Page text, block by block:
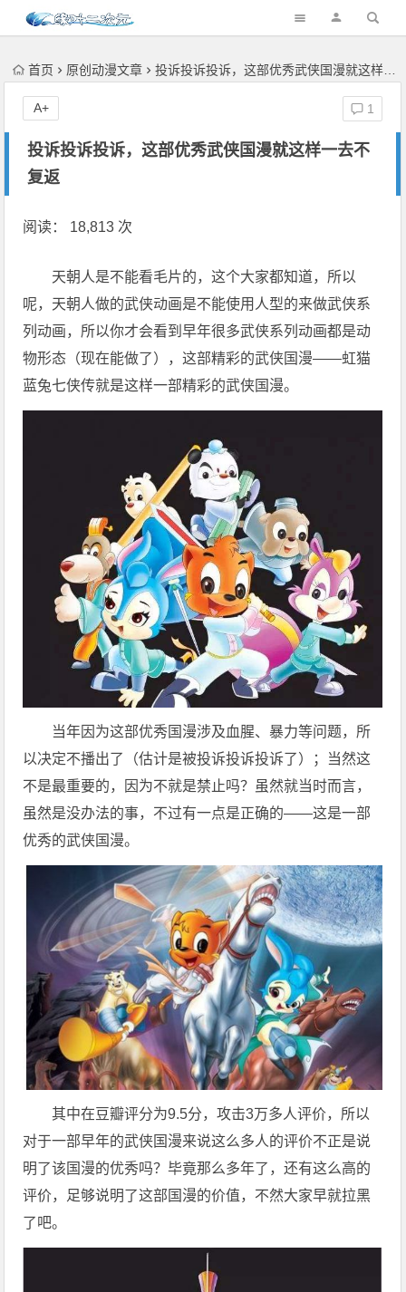
首页 原创动漫文章 投诉投诉投诉，这部优秀武侠国漫就这样一去不复返
投诉投诉投诉，这部优秀武侠国漫就这样一去不
复返
1
A+
阅读： 18,813 次
天朝人是不能看毛片的，这个大家都知道，所以
呢，天朝人做的武侠动画​是不能使用人型的来做武侠系
列动画，所以你才会看到早年很多武侠系列动画都是动
物形态（现在能做了），这部精彩的武侠国漫——虹猫
蓝兔七侠传就是这样一部精彩的武侠国漫。
​当年因为这部优秀国漫涉及血腥、暴力等问题，所
以决定不播出了（估计是被投诉投诉投诉了）；当然这
不是最重要的，因为不就是禁止吗？虽然就当时而言，
虽然是没办法的事，不过有一点是正确的——这是一部
优秀的武侠国漫。
其中在豆瓣评分为​9.5分，攻击3万多人评价，所以
对于一部早年的武侠国漫来说这么多人的评价不正是说
明了该国漫的优秀吗？毕竟那么多年了，还有这么高的
评价，足够说明了这部国漫的价值，不然大家早就拉黑
了吧。